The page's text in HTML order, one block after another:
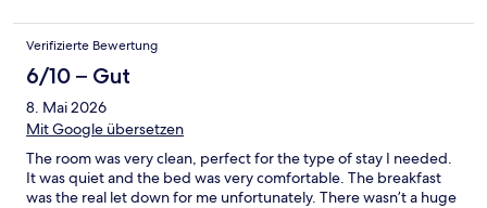
Verifizierte Bewertung
6/10 – Gut
8. Mai 2026
Mit Google übersetzen
The room was very clean, perfect for the type of stay I needed.
It was quiet and the bed was very comfortable. The breakfast
was the real let down for me unfortunately. There wasn’t a huge